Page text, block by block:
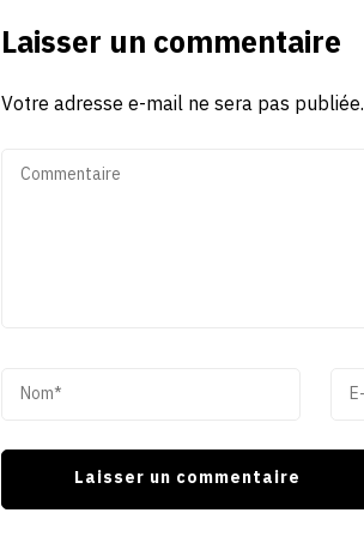
Laisser un commentaire
Votre adresse e-mail ne sera pas publiée.